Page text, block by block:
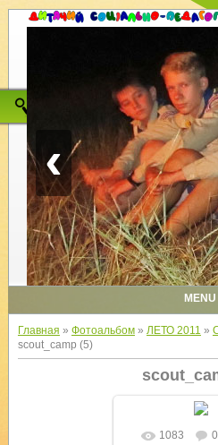
‹
MENU
Главная » Фотоальбом» ЛЕТО 2011 »
scout_camp (5)
В
1083 0